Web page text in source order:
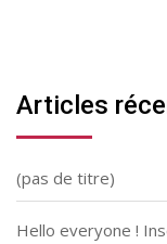
Articles
(pas de titre)
Hello everyone !